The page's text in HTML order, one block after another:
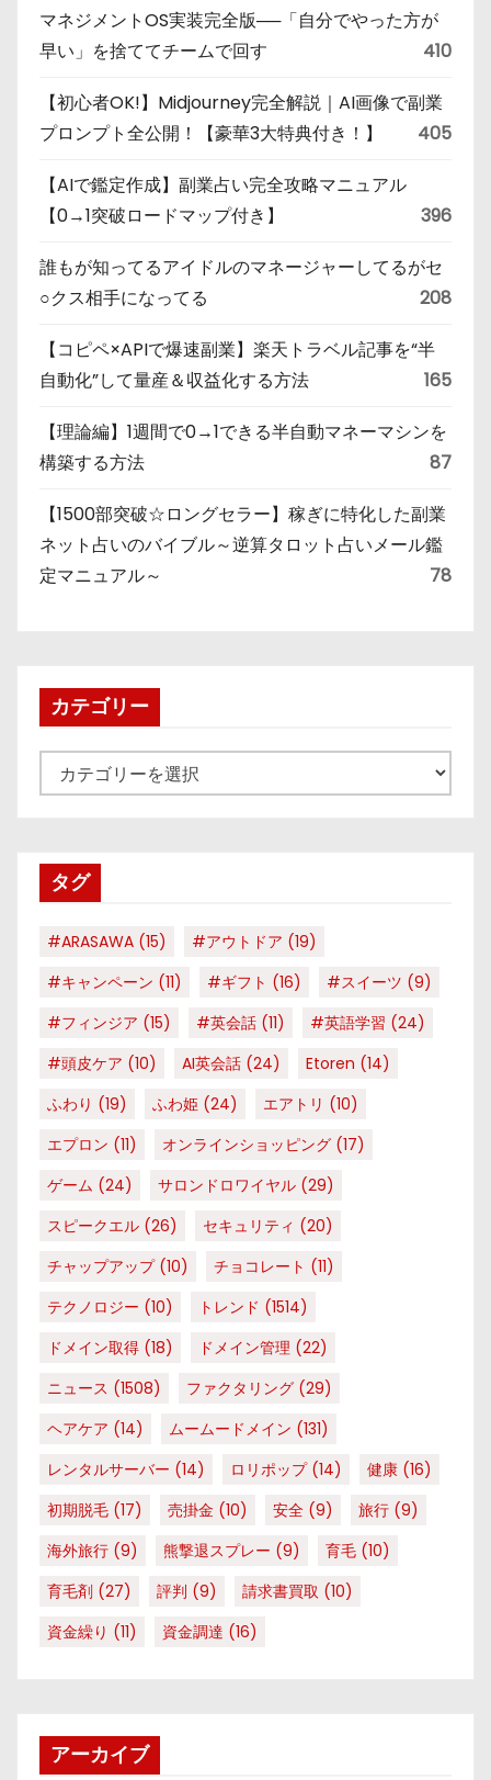
マネジメントOS実装完全版──「自分でやった方が
早い」を捨ててチームで回す
410
【初心者OK!】Midjourney完全解説｜AI画像で副業
プロンプト全公開！【豪華3大特典付き！】
405
【AIで鑑定作成】副業占い完全攻略マニュアル
【0→1突破ロードマップ付き】
396
誰もが知ってるアイドルのマネージャーしてるがセ
○クス相手になってる
208
【コピペ×APIで爆速副業】楽天トラベル記事を“半
自動化”して量産＆収益化する方法
165
【理論編】1週間で0→1できる半自動マネーマシンを
構築する方法
87
【1500部突破☆ロングセラー】稼ぎに特化した副業
ネット占いのバイブル～逆算タロット占いメール鑑
定マニュアル～
78
カテゴリー
テ
ータグ
#ARASAWA (15) #アウトドア (19)
#キャンペーン (11) #ギフト (16) #スイーツ (9)
#フィンジア (15) #英会話 (11) #英語学習 (24)
#頭皮ケア (10) AI英会話 (24) Etoren (14)
ふわり (19) ふわ姫 (24) エアトリ (10)
エプロン (11) オンラインショッピング (17)
ゲーム (24) サロンドロワイヤル (29)
スピークエル (26) セキュリティ (20)
チャップアップ(10) チョコレート (11)
テクノロジー (10) トレンド (1514)
ドメイン取得 (18) ドメイン管理 (22)
ニュース (1508) ファクタリング (29)
ヘアケア (14) ムームードメイン (131)
レンタルサーバー (14) ロリポップ(14) 健康 (16)
初期脱毛 (17) 売掛金 (10) 安全 (9) 旅行 (9)
海外旅行 (9) 熊撃退スプレー (9) 育毛 (10)
育毛剤 (27) 評判 (9) 請求書買取 (10)
資金繰り (11) 資金調達 (16)
アーカイブ